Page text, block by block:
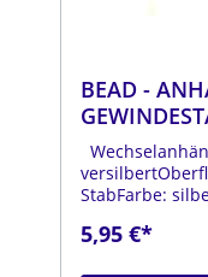
BEAD -
StabFarbe:
Kugel: ca.
5,95 €*